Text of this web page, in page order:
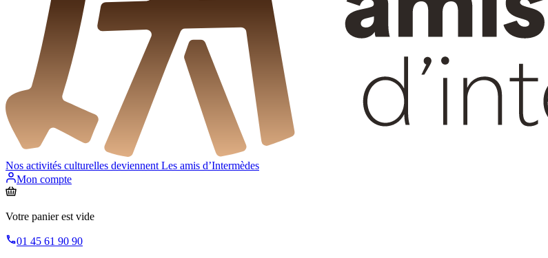
Nos activités culturelles deviennent Les amis d’Intermèdes
Mon compte
Votre panier est vide
01 45 61 90 90